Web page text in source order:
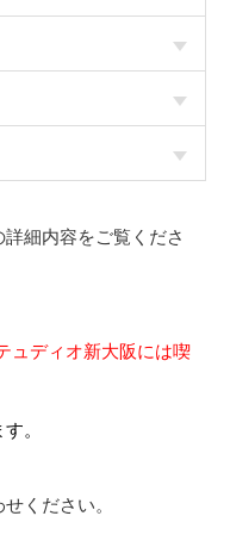
細内容をご覧くださ
ュディオ新大阪には喫
。
ください。